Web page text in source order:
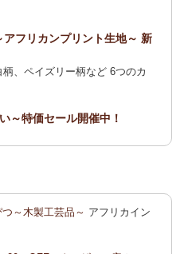
フリカンプリント生地～ 新
、ペイズリー柄など 6つのカ
～特価セール開催中！
様シークレットセール】ワケ
ニア産コーヒー・紅茶・ス
ガ・書籍
なし〈全3巻〉」
～木製工芸品～ アフリカイン